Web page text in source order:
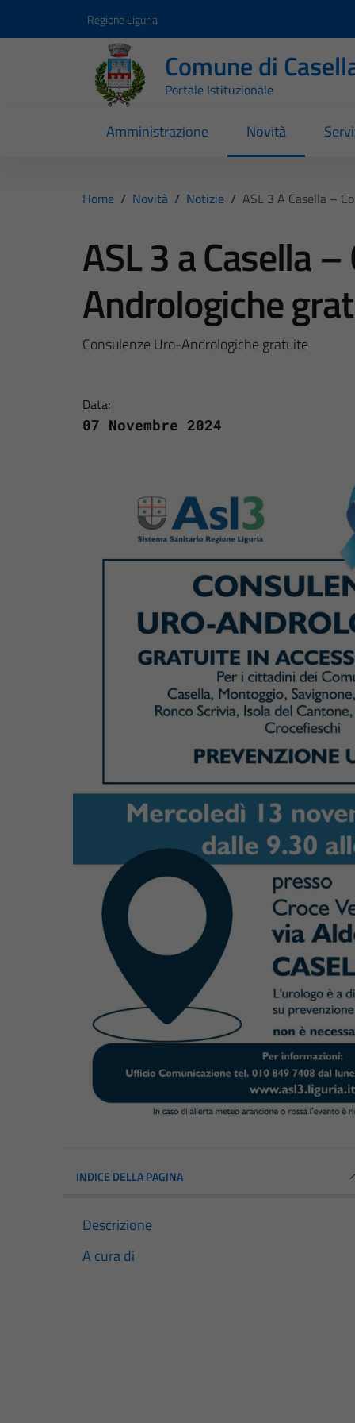
Regione Liguria
Comune di
Portale Istituzionale
Amministrazione Novità
Home / Novità / Notizie / ASL 3 A Casella –
ASL 3 a Casella
Andrologiche
Consulenze Uro-Andrologiche gratuite
Data:
07 Novembre 2024
INDICE DELLA PAGINA
Descrizione
A cura di